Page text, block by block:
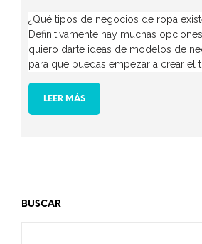
¿Qué tipos de negocios de ropa
Definitivamente hay muchas
quiero darte ideas de modelos de
para que puedas empezar a crear el
LEER MÁS
BUSCAR